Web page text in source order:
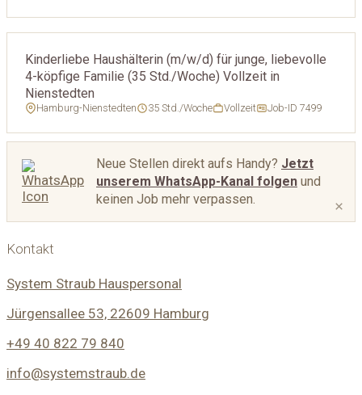
Kinderliebe Haushälterin (m/w/d) für junge, liebevolle
4-köpfige Familie (35 Std./Woche) Vollzeit in
Nienstedten
Hamburg-Nienstedten 35 Std./Woche Vollzeit Job-ID 7499
Neue Stellen direkt aufs Handy? Jetzt
unserem WhatsApp-Kanal folgen und
keinen Job mehr verpassen.
×
Kontakt
System Straub Hauspersonal
Jürgensallee 53, 22609 Hamburg
+49 40 822 79 840
info@systemstraub.de